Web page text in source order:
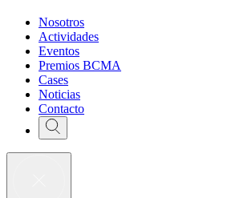
Nosotros
Actividades
Eventos
Premios BCMA
Cases
Noticias
Contacto